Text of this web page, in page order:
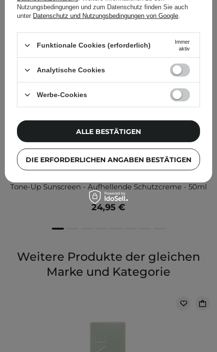
Tone-Up Sunscreen - Aufhellende Schutzcreme - 50ml
24,95 €
Weitere Produkte der gleichen
Marke und Kategorie
Nutzungsbedingungen und zum Datenschutz finden Sie auch
unter Datenschutz und Nutzungsbedingungen von Google
Funktionale Cookies (erforderlich)
Immer
aktiv
Analytische Cookies
Werbe-Cookies
DIE ERFORDERLICHEN ANGABEN BESTÄTIGEN
ALLE BESTÄTIGEN